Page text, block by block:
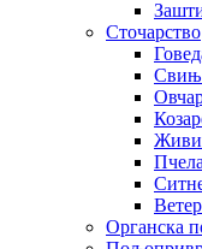
Сточарство
Органска